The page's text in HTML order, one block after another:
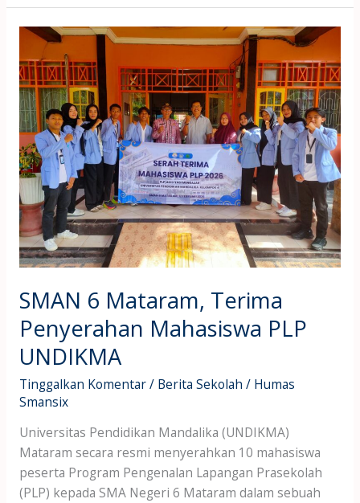
SMAN 6 Mataram, Terima
Penyerahan Mahasiswa PLP
UNDIKMA
Tinggalkan Komentar/ Berita Sekolah / Humas
Smansix
Universitas Pendidikan Mandalika (UNDIKMA)
Mataram secara resmi menyerahkan 10 mahasiswa
peserta Program Pengenalan Lapangan Prasekolah
(PLP) kepada SMA Negeri 6 Mataram dalam sebuah
SMAN
6
Mataram,
Terima
Penyerahan
Mahasiswa
PLP
UNDIKMA